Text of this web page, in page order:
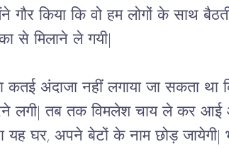
किया कि वो हम लोगों के साथ
से मिलाने ले गयी|
अंदाजा नहीं लगाया जा सकता था
लगी| तब तक विमलेश चाय ले कर आई
यह घर, अपने बेटों के नाम छोड़